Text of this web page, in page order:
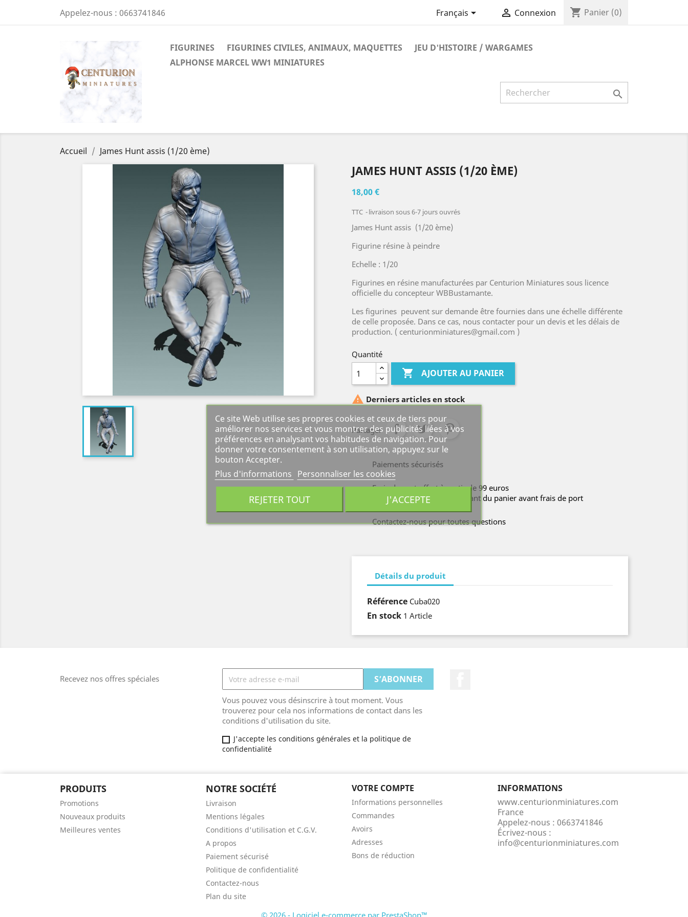
Appelez-nous : 0663741846 Français  Connexion shopping_cart Panier (0)
FIGURINES FIGURINES CIVILES, ANIMAUX, MAQUETTES
JEU D'HISTOIRE / WARGAMES
ALPHONSE MARCEL WW1 MINIATURES

Accueil James Hunt assis (1/20 ème)
JAMES HUNT ASSIS (1/20 ÈME)
18,00 €
TTC livraison sous 6-7 jours ouvrés
James Hunt assis (1/20 ème)
Figurine résine à peindre
Echelle : 1/20
Figurines en résine manufacturées par Centurion Miniatures sous licence
officielle du concepteur WBBustamante.
Les figurines peuvent sur demande être fournies dans une échelle différente
de celle proposée. Dans ce cas, nous contacter pour un devis et les délais de
production. ( centurionminiatures@gmail.com )
Quantité
 AJOUTER AU PANIER
 Derniers articles en stock
Partager
Paiements sécurisés
Frais de port offert à partir de 99 euros
Calculé sur la base du montant du panier avant frais de port
Contactez-nous pour toutes questions
Détails du produit
Référence Cuba020
En stock 1 Article
Recevez nos offres spéciales
Vous pouvez vous désinscrire à tout moment. Vous
trouverez pour cela nos informations de contact dans les
conditions d'utilisation du site.
J'accepte les conditions générales et la politique de
confidentialité
PRODUITS
Promotions
Nouveaux produits
Meilleures ventes
NOTRE SOCIÉTÉ
Livraison
Mentions légales
Conditions d'utilisation et C.G.V.
A propos
Paiement sécurisé
Politique de confidentialité
Contactez-nous
Plan du site
VOTRE COMPTE
Informations personnelles
Commandes
Avoirs
Adresses
Bons de réduction
INFORMATIONS
www.centurionminiatures.com
France
Appelez-nous : 0663741846
Écrivez-nous :
info@centurionminiatures.com
Ce site Web utilise ses propres cookies et ceux de tiers pour
améliorer nos services et vous montrer des publicités liées à vos
préférences en analysant vos habitudes de navigation. Pour
donner votre consentement à son utilisation, appuyez sur le
bouton Accepter.
Plus d'informations Personnaliser les cookies
REJETER TOUT J'ACCEPTE
© 2026 - Logiciel e-commerce par PrestaShop™